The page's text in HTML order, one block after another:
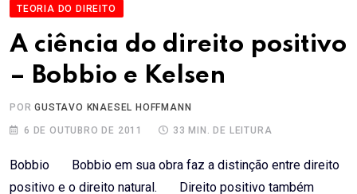
TEORIA DO DIREITO
A ciência do direito positivo
– Bobbio e Kelsen
PORGUSTAVO KNAESEL HOFFMANN
6 DE OUTUBRO DE 2011 33 MIN. DE LEITURA
Bobbio Bobbio em sua obra faz a distinção entre direito
positivo e o direito natural. Direito positivo também